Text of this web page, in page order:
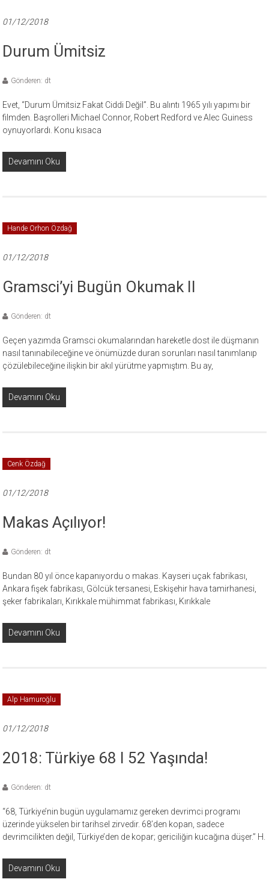
01/12/2018
Durum Ümitsiz
Gönderen: dt
Evet, “Durum Ümitsiz Fakat Ciddi Değil”. Bu alıntı 1965 yılı yapımı bir
filmden. Başrolleri Michael Connor, Robert Redford ve Alec Guiness
oynuyorlardı. Konu kısaca
Devamını Oku
Hande Orhon Özdağ
01/12/2018
Gramsci’yi Bugün Okumak II
Gönderen: dt
Geçen yazımda Gramsci okumalarından hareketle dost ile düşmanın
nasıl tanınabileceğine ve önümüzde duran sorunları nasıl tanımlanıp
çözülebileceğine ilişkin bir akıl yürütme yapmıştım. Bu ay,
Devamını Oku
Cenk Özdağ
01/12/2018
Makas Açılıyor!
Gönderen: dt
Bundan 80 yıl önce kapanıyordu o makas. Kayseri uçak fabrikası,
Ankara fişek fabrikası, Gölcük tersanesi, Eskişehir hava tamirhanesi,
şeker fabrikaları, Kırıkkale mühimmat fabrikası, Kırıkkale
Devamını Oku
Alp Hamuroğlu
01/12/2018
2018: Türkiye 68 I 52 Yaşında!
Gönderen: dt
“68, Türkiye’nin bugün uygulamamız gereken devrimci programı
üzerinde yükselen bir tarihsel zirvedir. 68’den kopan, sadece
devrimcilikten değil, Türkiye’den de kopar; gericiliğin kucağına düşer.” H.
Devamını Oku